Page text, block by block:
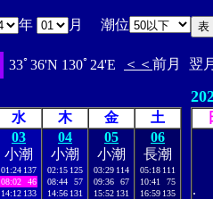
年 月 潮位
33ﾟ36'N 130ﾟ24'E ＜＜ 前月 翌
水 木 金 土
03
小潮
01:24 137
08:02
46
14:12 133
04
小潮
02:15 125
08:44
57
14:56 131
05
小潮
03:29 114
09:36
67
15:52 131
06
長潮
05:18 111
10:41
75
16:59 135
.